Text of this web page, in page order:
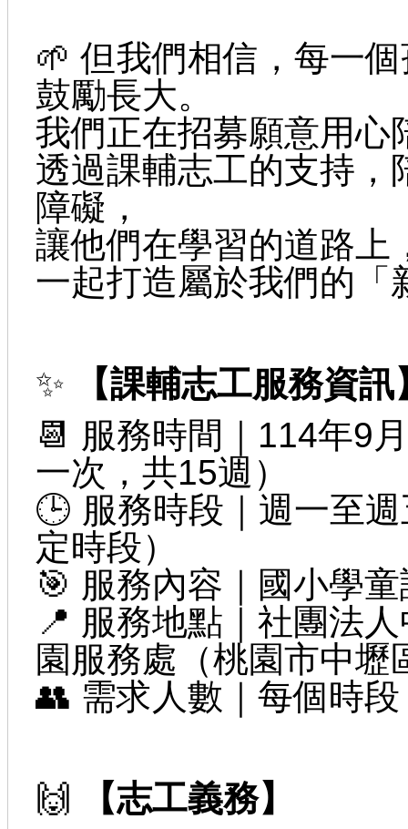
🌱 但我們相信，每一
鼓勵長大。
我們正在招募願意用心
透過課輔志工的支持，
障礙，
讓他們在學習的道路上
一起打造屬於我們的「
✨
【課輔志工服務資訊
📆 服務時間｜114年9
一次，共15週）
🕒 服務時段｜週一至
定時段）
🎯 服務內容｜國小學
📍 服務地點｜社團法
園服務處（桃園市中壢
👥 需求人數｜每個時
🙌
【志工義務】